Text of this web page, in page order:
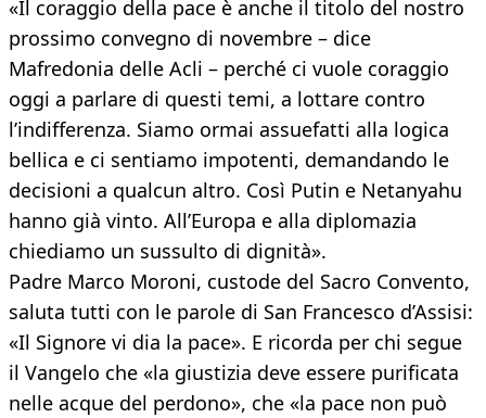
«Il coraggio della pace è anche il titolo del nostro
prossimo convegno di novembre – dice
Mafredonia delle Acli – perché ci vuole coraggio
oggi a parlare di questi temi, a lottare contro
l’indifferenza. Siamo ormai assuefatti alla logica
bellica e ci sentiamo impotenti, demandando le
decisioni a qualcun altro. Così Putin e Netanyahu
hanno già vinto. All’Europa e alla diplomazia
chiediamo un sussulto di dignità».
Padre Marco Moroni, custode del Sacro Convento,
saluta tutti con le parole di San Francesco d’Assisi:
«Il Signore vi dia la pace». E ricorda per chi segue
il Vangelo che «la giustizia deve essere purificata
nelle acque del perdono», che «la pace non può